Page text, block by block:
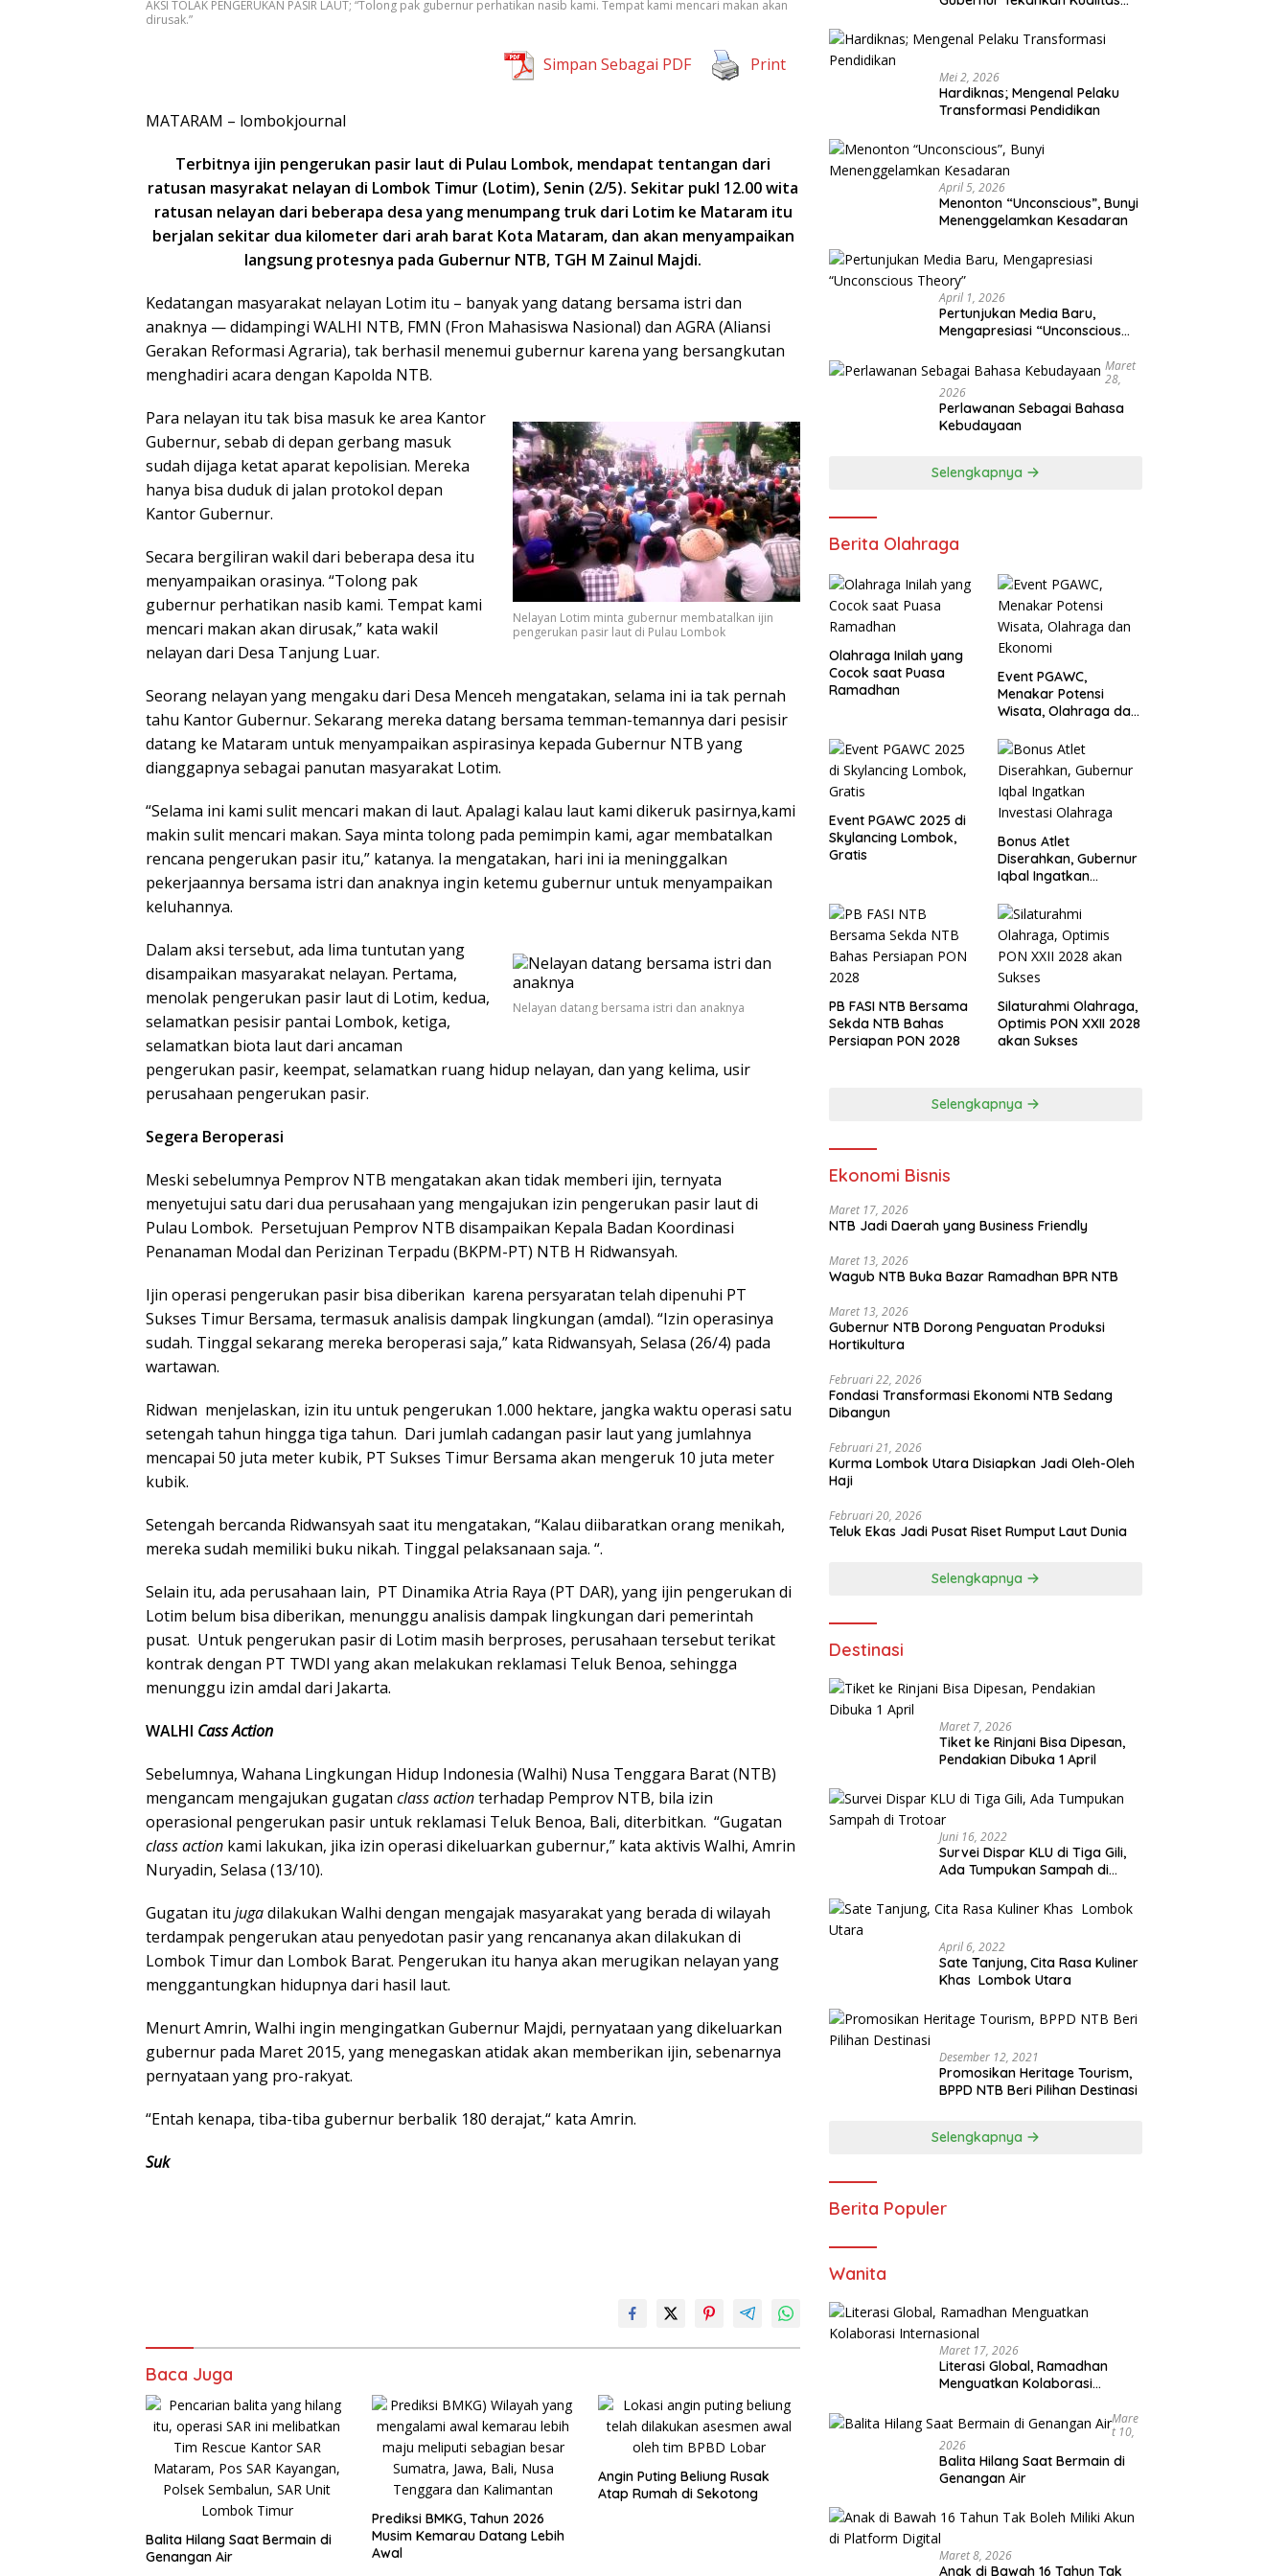
AKSI TOLAK PENGERUKAN PASIR LAUT; “Tolong pak gubernur perhatikan nasib kami. Tempat kami mencari makan akan
dirusak.”
Simpan Sebagai PDF Print
MATARAM – lombokjournal
Terbitnya ijin pengerukan pasir laut di Pulau Lombok, mendapat tentangan dari
ratusan masyrakat nelayan di Lombok Timur (Lotim), Senin (2/5). Sekitar pukl 12.00 wita
ratusan nelayan dari beberapa desa yang menumpang truk dari Lotim ke Mataram itu
berjalan sekitar dua kilometer dari arah barat Kota Mataram, dan akan menyampaikan
langsung protesnya pada Gubernur NTB, TGH M Zainul Majdi.
Kedatangan masyarakat nelayan Lotim itu – banyak yang datang bersama istri dan
anaknya — didampingi WALHI NTB, FMN (Fron Mahasiswa Nasional) dan AGRA (Aliansi
Gerakan Reformasi Agraria), tak berhasil menemui gubernur karena yang bersangkutan
menghadiri acara dengan Kapolda NTB.
Nelayan Lotim minta gubernur membatalkan ijin
pengerukan pasir laut di Pulau Lombok
Para nelayan itu tak bisa masuk ke area Kantor
Gubernur, sebab di depan gerbang masuk
sudah dijaga ketat aparat kepolisian. Mereka
hanya bisa duduk di jalan protokol depan
Kantor Gubernur.
Secara bergiliran wakil dari beberapa desa itu
menyampaikan orasinya. “Tolong pak
gubernur perhatikan nasib kami. Tempat kami
mencari makan akan dirusak,” kata wakil
nelayan dari Desa Tanjung Luar.
Seorang nelayan yang mengaku dari Desa Menceh mengatakan, selama ini ia tak pernah
tahu Kantor Gubernur. Sekarang mereka datang bersama temman-temannya dari pesisir
datang ke Mataram untuk menyampaikan aspirasinya kepada Gubernur NTB yang
dianggapnya sebagai panutan masyarakat Lotim.
“Selama ini kami sulit mencari makan di laut. Apalagi kalau laut kami dikeruk pasirnya,kami
makin sulit mencari makan. Saya minta tolong pada pemimpin kami, agar membatalkan
rencana pengerukan pasir itu,” katanya. Ia mengatakan, hari ini ia meninggalkan
pekerjaannya bersama istri dan anaknya ingin ketemu gubernur untuk menyampaikan
keluhannya.
Nelayan datang bersama istri dan anaknya
Dalam aksi tersebut, ada lima tuntutan yang
disampaikan masyarakat nelayan. Pertama,
menolak pengerukan pasir laut di Lotim, kedua,
selamatkan pesisir pantai Lombok, ketiga,
selamatkan biota laut dari ancaman
pengerukan pasir, keempat, selamatkan ruang hidup nelayan, dan yang kelima, usir
perusahaan pengerukan pasir.
Segera Beroperasi
Meski sebelumnya Pemprov NTB mengatakan akan tidak memberi ijin, ternyata
menyetujui satu dari dua perusahaan yang mengajukan izin pengerukan pasir laut di
Pulau Lombok. Persetujuan Pemprov NTB disampaikan Kepala Badan Koordinasi
Penanaman Modal dan Perizinan Terpadu (BKPM-PT) NTB H Ridwansyah.
Ijin operasi pengerukan pasir bisa diberikan karena persyaratan telah dipenuhi PT
Sukses Timur Bersama, termasuk analisis dampak lingkungan (amdal). “Izin operasinya
sudah. Tinggal sekarang mereka beroperasi saja,” kata Ridwansyah, Selasa (26/4) pada
wartawan.
Ridwan menjelaskan, izin itu untuk pengerukan 1.000 hektare, jangka waktu operasi satu
setengah tahun hingga tiga tahun. Dari jumlah cadangan pasir laut yang jumlahnya
mencapai 50 juta meter kubik, PT Sukses Timur Bersama akan mengeruk 10 juta meter
kubik.
Setengah bercanda Ridwansyah saat itu mengatakan, “Kalau diibaratkan orang menikah,
mereka sudah memiliki buku nikah. Tinggal pelaksanaan saja. “.
Selain itu, ada perusahaan lain, PT Dinamika Atria Raya (PT DAR), yang ijin pengerukan di
Lotim belum bisa diberikan, menunggu analisis dampak lingkungan dari pemerintah
pusat. Untuk pengerukan pasir di Lotim masih berproses, perusahaan tersebut terikat
kontrak dengan PT TWDI yang akan melakukan reklamasi Teluk Benoa, sehingga
menunggu izin amdal dari Jakarta.
WALHI Cass Action
Sebelumnya, Wahana Lingkungan Hidup Indonesia (Walhi) Nusa Tenggara Barat (NTB)
mengancam mengajukan gugatan class actionterhadap Pemprov NTB, bila izin
operasional pengerukan pasir untuk reklamasi Teluk Benoa, Bali, diterbitkan. “Gugatan
class action kami lakukan, jika izin operasi dikeluarkan gubernur,” kata aktivis Walhi, Amrin
Nuryadin, Selasa (13/10).
Gugatan itu jugadilakukan Walhi dengan mengajak masyarakat yang berada di wilayah
terdampak pengerukan atau penyedotan pasir yang rencananya akan dilakukan di
Lombok Timur dan Lombok Barat. Pengerukan itu hanya akan merugikan nelayan yang
menggantungkan hidupnya dari hasil laut.
Menurt Amrin, Walhi ingin mengingatkan Gubernur Majdi, pernyataan yang dikeluarkan
gubernur pada Maret 2015, yang menegaskan atidak akan memberikan ijin, sebenarnya
pernyataan yang pro-rakyat.
“Entah kenapa, tiba-tiba gubernur berbalik 180 derajat,“ kata Amrin.
Suk
Baca Juga
Balita Hilang Saat Bermain di
Genangan Air
Prediksi BMKG, Tahun 2026
Musim Kemarau Datang Lebih
Awal
Angin Puting Beliung Rusak
Atap Rumah di Sekotong
Mei 2, 2026
Hardiknas; Mengenal Pelaku
Transformasi Pendidikan
April 5, 2026
Menonton “Unconscious”, Bunyi
Menenggelamkan Kesadaran
April 1, 2026
Pertunjukan Media Baru,
Mengapresiasi “Unconscious
Maret
28,
2026
Perlawanan Sebagai Bahasa
Kebudayaan
Selengkapnya
Berita Olahraga
Olahraga Inilah yang
Cocok saat Puasa
Ramadhan
Event PGAWC,
Menakar Potensi
Wisata, Olahraga dan
Event PGAWC 2025 di
Skylancing Lombok,
Gratis
Bonus Atlet
Diserahkan, Gubernur
Iqbal Ingatkan
PB FASI NTB Bersama
Sekda NTB Bahas
Persiapan PON 2028
Silaturahmi Olahraga,
Optimis PON XXII 2028
akan Sukses
Selengkapnya
Ekonomi Bisnis
Maret 17, 2026
NTB Jadi Daerah yang Business Friendly
Maret 13, 2026
Wagub NTB Buka Bazar Ramadhan BPR NTB
Maret 13, 2026
Gubernur NTB Dorong Penguatan Produksi
Hortikultura
Februari 22, 2026
Fondasi Transformasi Ekonomi NTB Sedang
Dibangun
Februari 21, 2026
Kurma Lombok Utara Disiapkan Jadi Oleh-Oleh
Haji
Februari 20, 2026
Teluk Ekas Jadi Pusat Riset Rumput Laut Dunia
Selengkapnya
Destinasi
Maret 7, 2026
Tiket ke Rinjani Bisa Dipesan,
Pendakian Dibuka 1 April
Juni 16, 2022
Survei Dispar KLU di Tiga Gili,
Ada Tumpukan Sampah di
April 6, 2022
Sate Tanjung, Cita Rasa Kuliner
Khas Lombok Utara
Desember 12, 2021
Promosikan Heritage Tourism,
BPPD NTB Beri Pilihan Destinasi
Selengkapnya
Berita Populer
Wanita
Maret 17, 2026
Literasi Global, Ramadhan
Menguatkan Kolaborasi
Mare
T 10,
2026
Balita Hilang Saat Bermain di
Genangan Air
Maret 8, 2026
Anak di Bawah 16 Tahun Tak